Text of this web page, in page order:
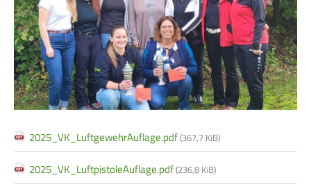
2025_VK_LuftgewehrAuflage.pdf(367,7 KiB)
2025_VK_LuftpistoleAuflage.pdf(236,8 KiB)